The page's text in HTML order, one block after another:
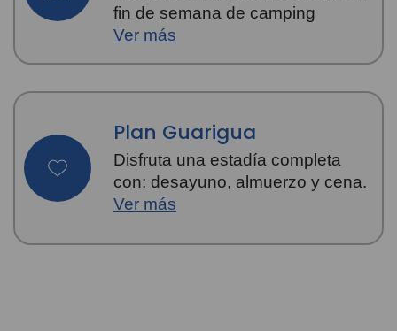
fin de semana de camping
Ver más
Plan Guarigua
Disfruta una estadía completa
con: desayuno, almuerzo y cena.
Ver más